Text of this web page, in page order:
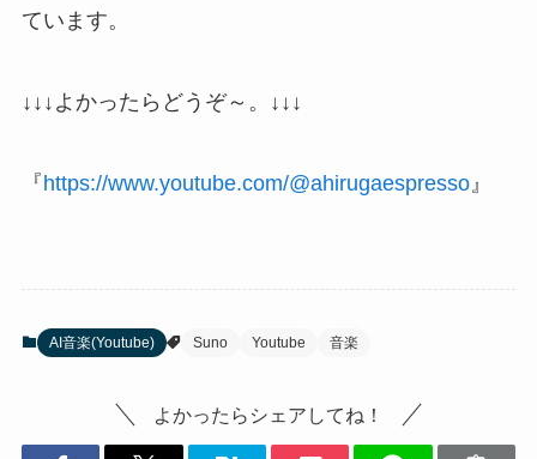
ています。
↓↓↓よかったらどうぞ～。↓↓↓
『https://www.youtube.com/@ahirugaespresso』
AI音楽(Youtube) Suno Youtube 音楽
よかったらシェアしてね！